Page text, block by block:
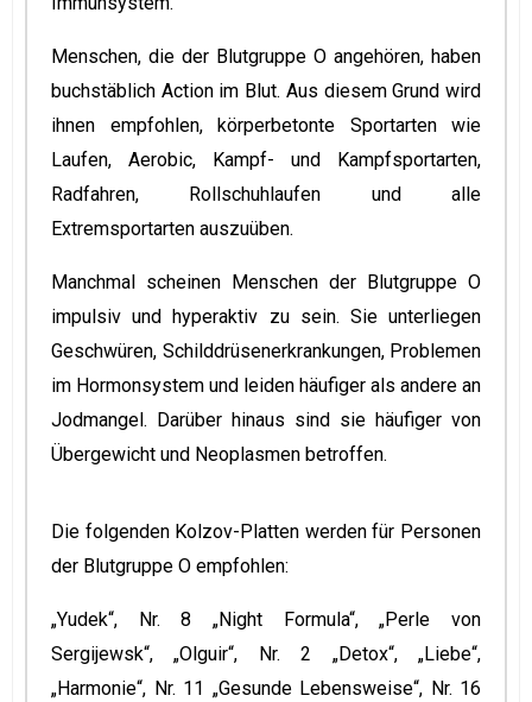
Menschen, die der Blutgruppe O angehören, haben
buchstäblich Action im Blut. Aus diesem Grund wird
ihnen empfohlen, körperbetonte Sportarten wie
Laufen, Aerobic, Kampf- und Kampfsportarten,
Radfahren, Rollschuhlaufen und alle
Extremsportarten auszuüben.
Manchmal scheinen Menschen der Blutgruppe O
impulsiv und hyperaktiv zu sein. Sie unterliegen
Geschwüren, Schilddrüsenerkrankungen, Problemen
im Hormonsystem und leiden häufiger als andere an
Jodmangel. Darüber hinaus sind sie häufiger von
Übergewicht und Neoplasmen betroffen.
Die folgenden Kolzov-Platten werden für Personen
der Blutgruppe O empfohlen:
„Yudek“, Nr. 8 „Night Formula“, „Perle von
Sergijewsk“, „Olguir“, Nr. 2 „Detox“, „Liebe“,
„Harmonie“, Nr. 11 „Gesunde Lebensweise“, Nr. 16